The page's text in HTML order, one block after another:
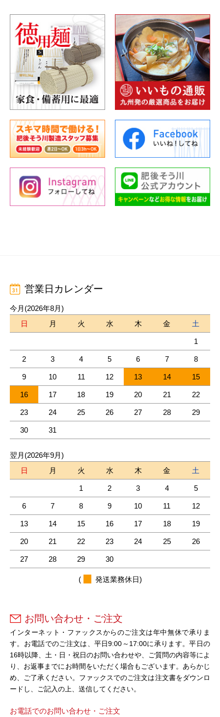
営業日カレンダー
今月(2026年8月)
日
月 火 水 木 金 土
1
2 3 4 5 6 7 8
9 10 11 12 13 14 15
16 17 18 19 20 21 22
23 24 25 26 27 28 29
30 31
翌月(2026年9月)
日
月 火 水 木 金 土
1 2 3 4 5
6 7 8 9 10 11 12
13 14 15 16 17 18 19
20 21 22 23 24 25 26
27 28 29 30
( 発送業務休日)
お問い合わせ・ご注文
インターネット・ファックスからのご注文は年中無休で承りま
す。お電話でのご注文は、平日9:00～17:00に承ります。平日の
16時以降、土・日・祝日のお問い合わせや、ご質問の内容等によ
り、お返事までにお時間をいただく場合もございます。あらかじ
め、ご了承ください。ファックスでのご注文は注文書をダウンロ
ードし、ご記入の上、送信してください。
お電話でのお問い合わせ・ご注文